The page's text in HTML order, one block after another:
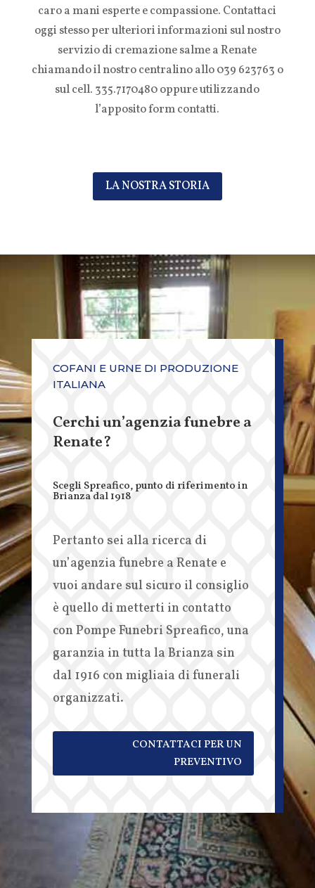
caro a mani esperte e compassione. Contattaci
oggi stesso per ulteriori informazioni sul nostro
servizio di cremazione salme a Renate
chiamando il nostro centralino allo 039 623763 o
sul cell. 335.7170480 oppure utilizzando
l’apposito form contatti.
LA NOSTRA STORIA
COFANI E URNE DI PRODUZIONE
ITALIANA
Cerchi un’agenzia funebre a
Renate?
Scegli Spreafico, punto di riferimento in
Brianza dal 1918
Pertanto sei alla ricerca di
un’agenzia funebre a Renate e
vuoi andare sul sicuro il consiglio
è quello di metterti in contatto
con Pompe Funebri Spreafico, una
garanzia in tutta la Brianza sin
dal 1916 con migliaia di funerali
organizzati.
CONTATTACI PER UN
PREVENTIVO